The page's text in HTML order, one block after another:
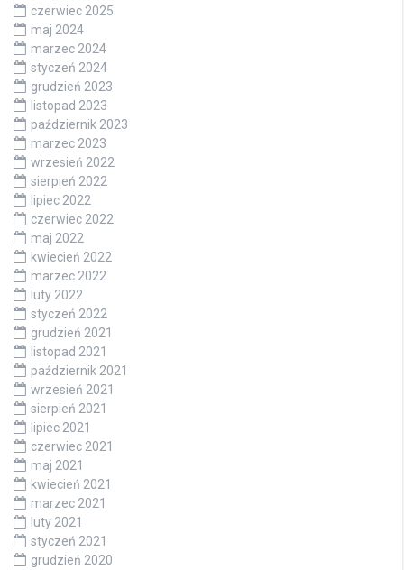
czerwiec 2025
maj 2024
marzec 2024
styczeń 2024
grudzień 2023
listopad 2023
październik 2023
marzec 2023
wrzesień 2022
sierpień 2022
lipiec 2022
czerwiec 2022
maj 2022
kwiecień 2022
marzec 2022
luty 2022
styczeń 2022
grudzień 2021
listopad 2021
październik 2021
wrzesień 2021
sierpień 2021
lipiec 2021
czerwiec 2021
maj 2021
kwiecień 2021
marzec 2021
luty 2021
styczeń 2021
grudzień 2020